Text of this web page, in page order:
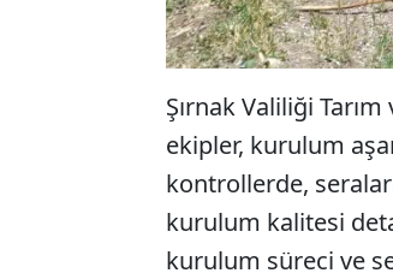
Şırnak Valiliği
ekipler, kurulum
kontrollerde,
kurulum kalitesi
kurulum süreci ve